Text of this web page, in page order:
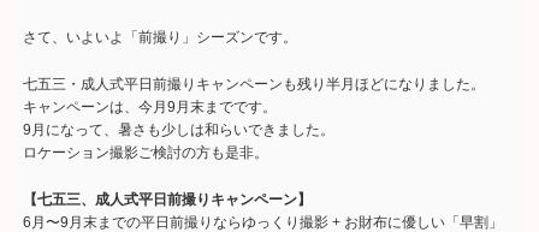
さて、いよいよ「前撮り」シーズンです。
七五三・成人式平日前撮りキャンペーンも残り半月ほどになりました。
キャンペーンは、今月9月末までです。
9月になって、暑さも少しは和らいできました。
ロケーション撮影ご検討の方も是非。
【七五三、成人式平日前撮りキャンペーン】
6月〜9月末までの平日前撮りならゆっくり撮影 + お財布に優しい「早割」